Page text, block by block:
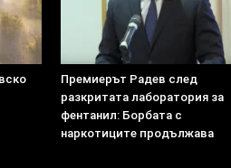
Премиерът Радев след
разкритата лаборатория за
фентанил: Борбата с
наркотиците продължава